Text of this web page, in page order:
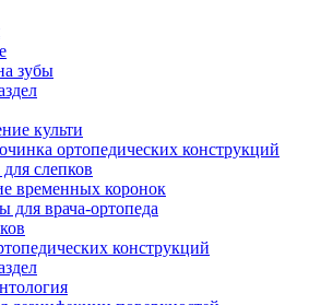
зубы
культи
ортопедических конструкций
слепков
временных коронок
для врача-ортопеда
конструкций